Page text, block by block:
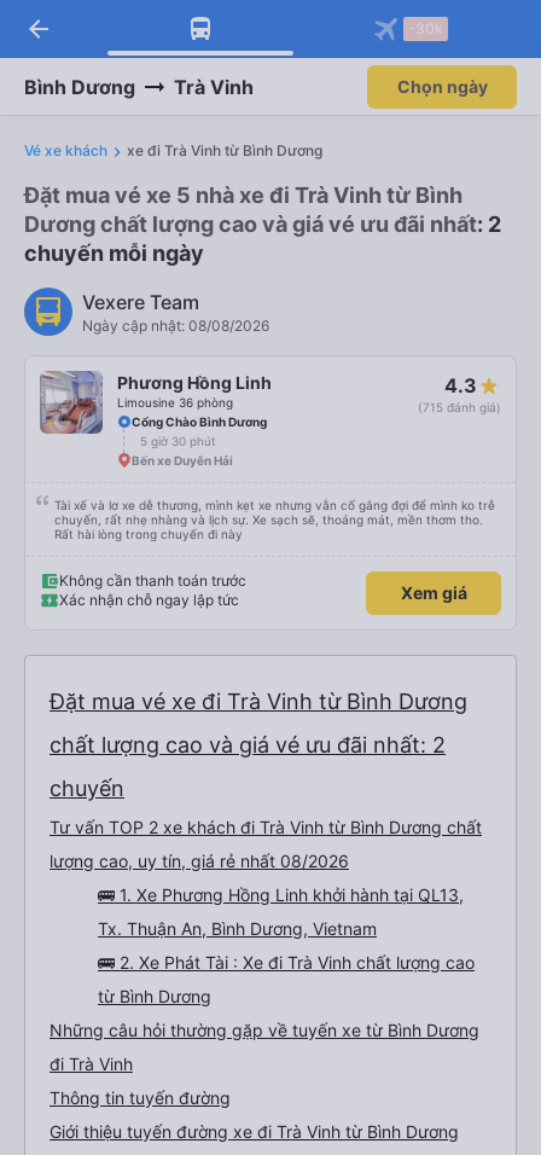
arrow_back -30k
Bình Dương Trà Vinh Chọn ngày
Vé xe khách xe đi Trà Vinh từ Bình Dương
Đặt mua vé xe 5 nhà xe đi Trà Vinh từ Bình
Dương chất lượng cao và giá vé ưu đãi nhất: 2
chuyến mỗi ngày
Vexere Team
Ngày cập nhật: 08/08/2026
Phương Hồng Linh
Limousine 36 phòng
4.3
(715 đánh giá)
Cổng Chào Bình Dương
5 giờ 30 phút
Bến xe Duyên Hải
Tài xế và lơ xe dễ thương, mình kẹt xe nhưng vẫn cố gắng đợi để mình ko trễ
chuyến, rất nhẹ nhàng và lịch sự. Xe sạch sẽ, thoáng mát, mền thơm tho.
Rất hài lòng trong chuyến đi này
Không cần thanh toán trước
Xác nhận chỗ ngay lập tức
Xem giá
Đặt mua vé xe đi Trà Vinh từ Bình Dương
chất lượng cao và giá vé ưu đãi nhất: 2
chuyến
Tư vấn TOP 2 xe khách đi Trà Vinh từ Bình Dương chất
lượng cao, uy tín, giá rẻ nhất 08/2026
🚌 1. Xe Phương Hồng Linh khởi hành tại QL13,
Tx. Thuận An, Bình Dương, Vietnam
🚌 2. Xe Phát Tài : Xe đi Trà Vinh chất lượng cao
từ Bình Dương
Những câu hỏi thường gặp về tuyến xe từ Bình Dương
đi Trà Vinh
Thông tin tuyến đường
Giới thiệu tuyến đường xe đi Trà Vinh từ Bình Dương